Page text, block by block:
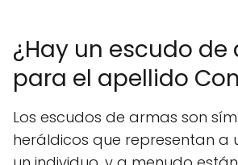
¿Hay un escudo de
para el apellido
Los escudos de armas son
heráldicos que representan a